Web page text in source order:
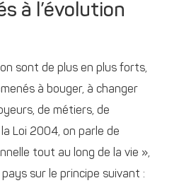
à l’évolution
sont de plus en plus forts,
à bouger, à changer
de métiers, de
Loi 2004, on parle de
tout au long de la vie »,
sur le principe suivant :